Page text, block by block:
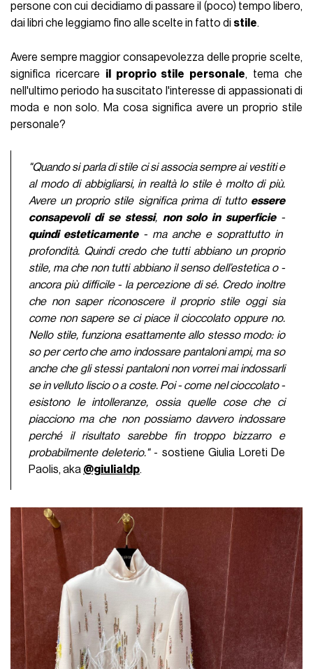
persone con cui decidiamo di passare il (poco) tempo libero,
dai libri che leggiamo fino alle scelte in fatto di stile.
Avere sempre maggior consapevolezza delle proprie scelte,
significa ricercare il proprio stile personale, tema che
nell'ultimo periodo ha suscitato l'interesse di appassionati di
moda e non solo. Ma cosa significa avere un proprio stile
personale?
"Quando si parla di stile ci si associa sempre ai vestiti e
al modo di abbigliarsi, in realtà lo stile è molto di più.
Avere un proprio stile significa prima di tutto essere
consapevoli di se stessi, non solo in superficie -
quindi esteticamente- ma anche e soprattutto in
profondità. Quindi credo che tutti abbiano un proprio
stile, ma che non tutti abbiano il senso dell’estetica o -
ancora più difficile - la percezione di sé. Credo inoltre
che non saper riconoscere il proprio stile oggi sia
come non sapere se ci piace il cioccolato oppure no.
Nello stile, funziona esattamente allo stesso modo: io
so per certo che amo indossare pantaloni ampi, ma so
anche che gli stessi pantaloni non vorrei mai indossarli
se in velluto liscio o a coste. Poi - come nel cioccolato -
esistono le intolleranze, ossia quelle cose che ci
piacciono ma che non possiamo davvero indossare
perché il risultato sarebbe fin troppo bizzarro e
probabilmente deleterio." - sostiene Giulia Loreti De
Paolis, aka @giulialdp.